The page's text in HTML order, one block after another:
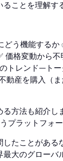
ことを理解す
う機能するか
格変動から
トレンド—ト
動産を購入（
方法も紹介
プラットフォー
たことがあ
大のグロー